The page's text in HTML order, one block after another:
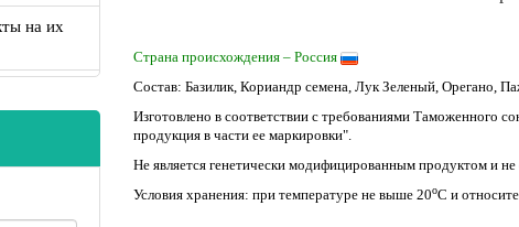
Страна происхождения – Россия
Состав: Базилик, Кориандр семена, Лук Зеленый, Орегано,
Изготовлено в соответствии с требованиями
продукция в части ее маркировки".
Не является генетически модифицированным продуктом и
Условия хранения: при температуре не выше 20оС и
на их